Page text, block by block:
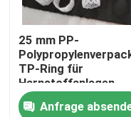
Qualitätskontrolle
Kontakt mit uns
25 mm PP-
TP-Ring für
Harnstoffanlagen
Anfrage